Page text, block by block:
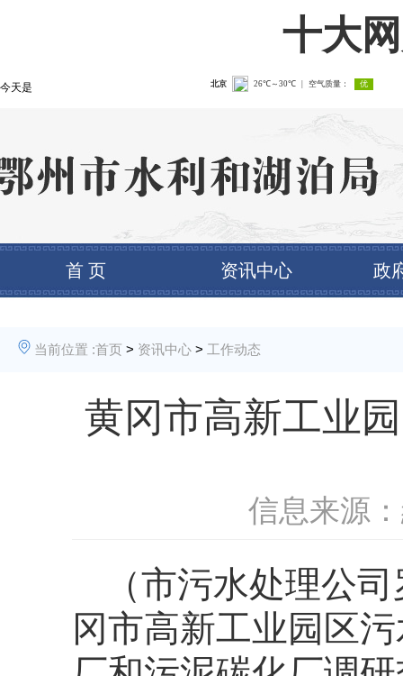
十大
今天是
首 页 资讯中心 政
当前位置 :首页 > 资讯中心 > 工作动态
黄冈市高新工业
信息来源
（市污水处理公司
冈市高新工业园区